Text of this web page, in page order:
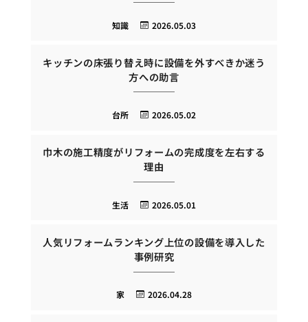
2026.05.03
知識
キッチンの床張り替え時に設備を外すべきか迷う
方への助言
2026.05.02
台所
巾木の施工精度がリフォームの完成度を左右する
理由
2026.05.01
生活
人気リフォームランキング上位の設備を導入した
事例研究
2026.04.28
家